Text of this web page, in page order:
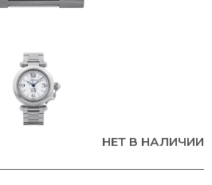
НЕТ В НАЛИЧИИ